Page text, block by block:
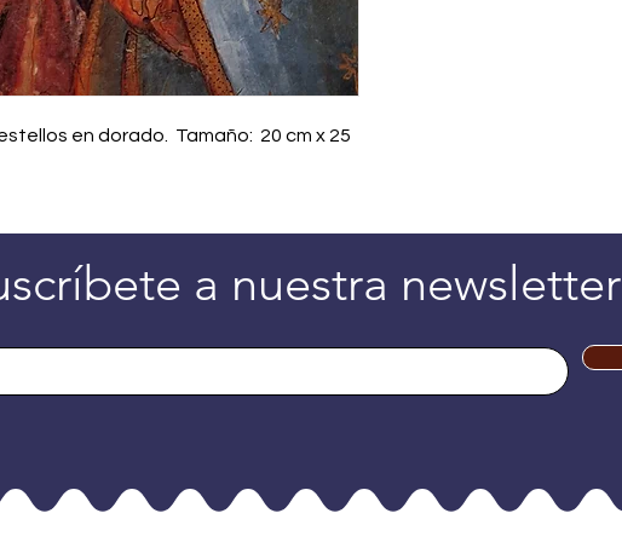
en dorado. Tamaño: 20 cm x 25
a nuestra newsletter